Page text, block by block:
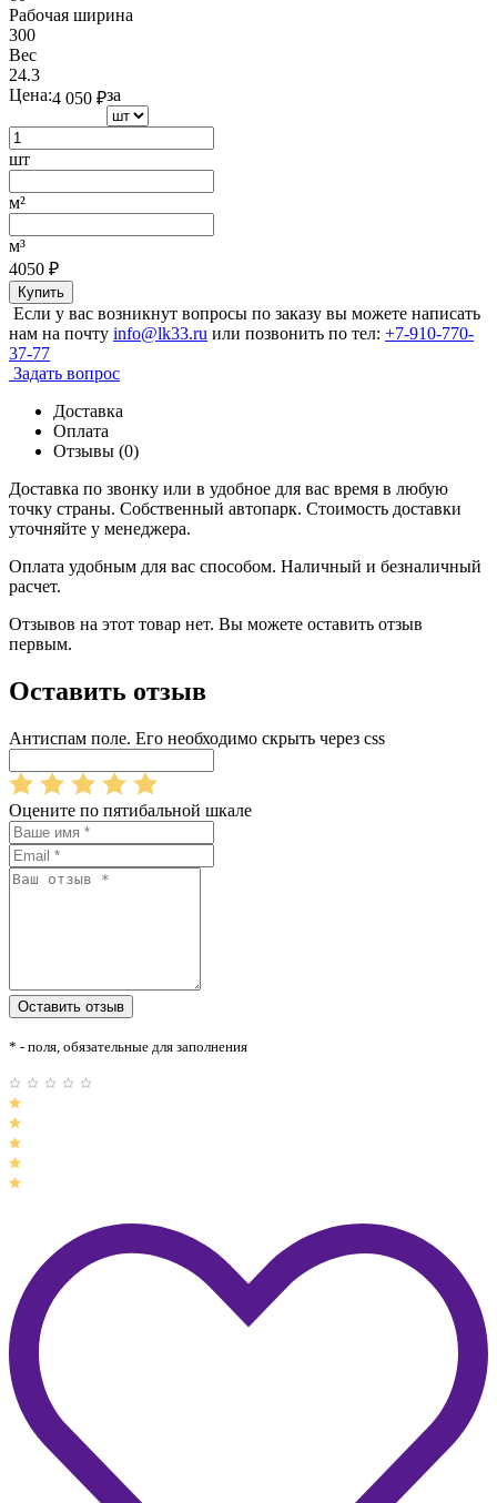
Рабочая ширина
300
Вес
24.3
Цена:4 050 ₽за
шт
м²
м³
4050 ₽
Купить
Если у вас возникнут вопросы по заказу вы можете написать
нам на почту info@lk33.ru или позвонить по тел: +7-910-770-
37-77
Задать вопрос
Доставка
Оплата
Отзывы (0)
Доставка по звонку или в удобное для вас время в любую
точку страны. Собственный автопарк. Стоимость доставки
уточняйте у менеджера.
Оплата удобным для вас способом. Наличный и безналичный
расчет.
Отзывов на этот товар нет. Вы можете оставить отзыв
первым.
Оставить отзыв
Антиспам поле. Его необходимо скрыть через css
Оцените по пятибальной шкале
* - поля, обязательные для заполнения